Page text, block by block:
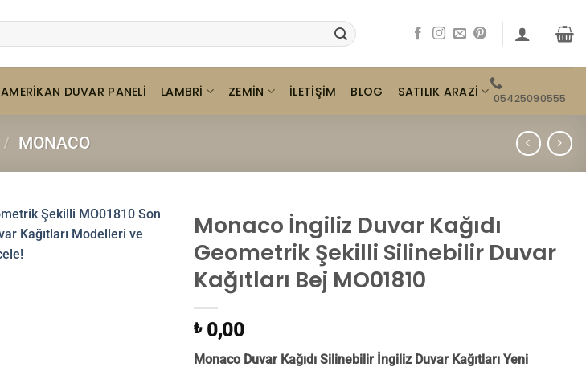
AMERIKAN DUVAR PANELI LAMBRI ZEMIN İLETIŞIM BLOG SATILIK ARAZI 05425090555
/ MONACO
Monaco İngiliz Duvar Kağıdı
Geometrik Şekilli Silinebilir Duvar
Kağıtları Bej MO01810
₺0,00
Monaco Duvar Kağıdı Silinebilir İngiliz Duvar Kağıtları Yeni